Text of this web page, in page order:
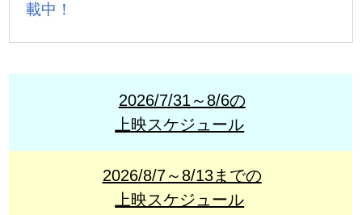
載中！
2026/7/31～8/6の
上映スケジュール
2026/8/7～8/13までの
上映スケジュール